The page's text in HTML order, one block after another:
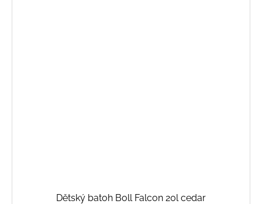
Dětský batoh Boll Falcon 20l cedar